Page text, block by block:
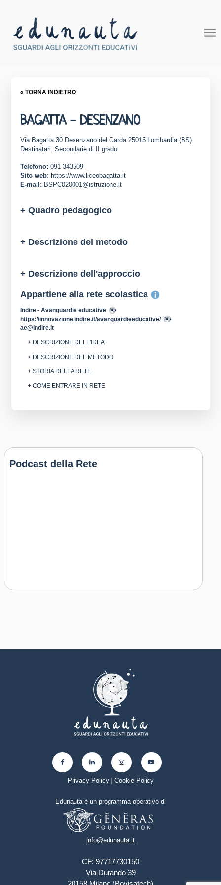
« TORNA INDIETRO
BAGATTA - DESENZANO
Via Bagatta 30 Desenzano del Garda 25015 Lombardia (BS)
Destinatari: Secondarie di II grado
Telefono: 091 343509
Sito web: https://www.liceobagatta.it
E-mail: BSPC020001@istruzione.it
+ Quadro pedagogico
+ Descrizione del metodo
+ Descrizione dell'approccio
Appartiene alla rete scolastica
Indire - Avanguardie educative
https://innovazione.indire.it/avanguardieeducative/
ae@indire.it
+ DESCRIZIONE DELL'IDEA
+ DESCRIZIONE DEL METODO
+ STORIA DELLA RETE
+ COME ENTRARE IN RETE
Podcast della Rete
Privacy Policy| Cookie Policy
Edunauta è un programma operativo di
info@edunauta.it
CF: 97717730150
Via Durando 39
20158 Milano (Bovisatech)